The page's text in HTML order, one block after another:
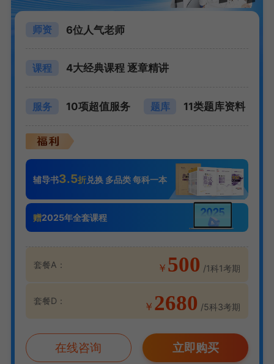
师资 6位人气老师
课程 4大经典课程 逐章精讲
服务 10项超值服务 题库 11类题库资料
辅导书3.5折兑换 多品类 每科一本
赠2025年全套课程
套餐A： ￥ 500 /1科1考期
套餐D： ￥ 2680 /5科3考期
在线咨询 立即购买